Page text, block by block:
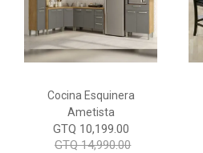
Cocina Esquinera
Ametista
GTQ 10,199.00
GTQ 14,990.00